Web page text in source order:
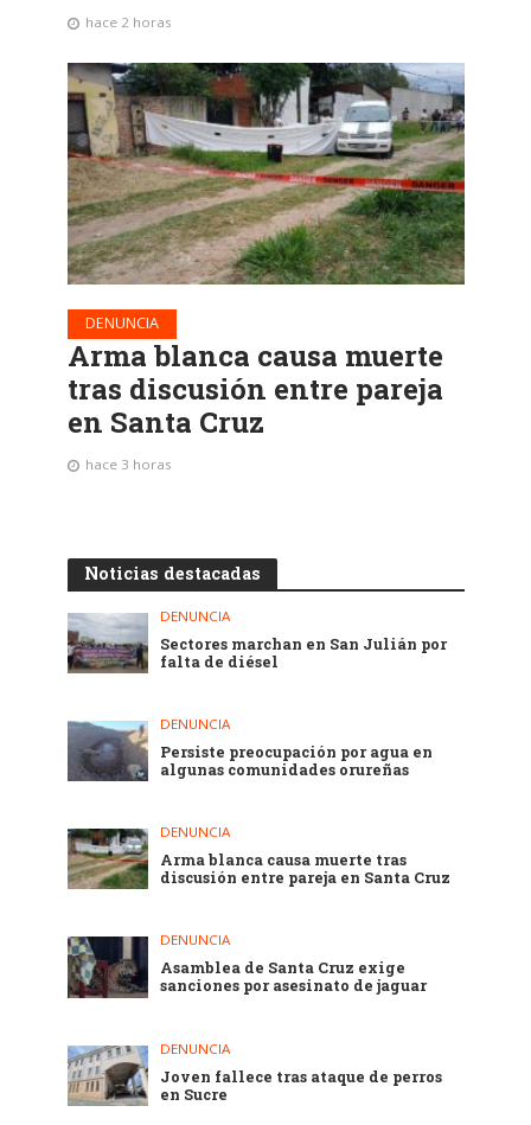
hace 2 horas
DENUNCIA
Arma blanca causa muerte
tras discusión entre pareja
en Santa Cruz
hace 3 horas
Noticias destacadas
DENUNCIA
Sectores marchan en San Julián por
falta de diésel
DENUNCIA
Persiste preocupación por agua en
algunas comunidades orureñas
DENUNCIA
Arma blanca causa muerte tras
discusión entre pareja en Santa Cruz
DENUNCIA
Asamblea de Santa Cruz exige
sanciones por asesinato de jaguar
DENUNCIA
Joven fallece tras ataque de perros
en Sucre